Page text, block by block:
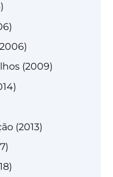
(2009)
(2013)